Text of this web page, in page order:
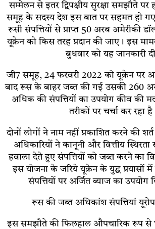
सम्मेलन से इतर द्विपक्षीय सुरक्षा समझौते पर
समूह के सदस्य देश इस बात पर सहमत हो
रूसी संपत्तियों से प्राप्त 50 अरब अमेरीकी
यूक्रेन को किस तरह प्रदान की जाए। इस
बुधवार को यह जानकारी
जी7 समूह, 24 फरवरी 2022 को यूक्रेन पर
बाद रूस के बाहर जब्त की गई उसकी 260
अधिक की संपत्तियों का उपयोग कीव की
तरीकों पर चर्चा कर रहा
दोनों लोगों ने नाम नहीं प्रकाशित करने की
अधिकारियों ने कानूनी और वित्तीय
हवाला देते हुए संपत्तियों को जब्त करने का
इस योजना के जरिये यूक्रेन के युद्ध प्रयासों
संपत्तियों पर अर्जित ब्याज का उपयोग
रूस की जब्त अधिकांश संपत्तियां
इस समझौते की फिलहाल औपचारिक रूप से